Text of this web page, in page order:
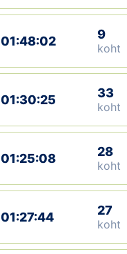
01:48:02 9
koht
01:30:25 33
koht
01:25:08 28
koht
01:27:44 27
koht